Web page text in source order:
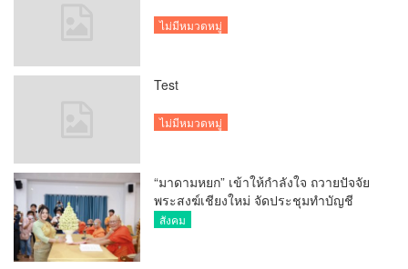
ไม่มีหมวดหมู่
Test
ไม่มีหมวดหมู่
“มาดามหยก” เข้าให้กำลังใจ ถวายปัจจัย
พระสงฆ์เชียงใหม่ จัดประชุมทำบัญชี
รายรับรายจ่ายของวัด กว่า 300 รูป ที่วัด
สังคม